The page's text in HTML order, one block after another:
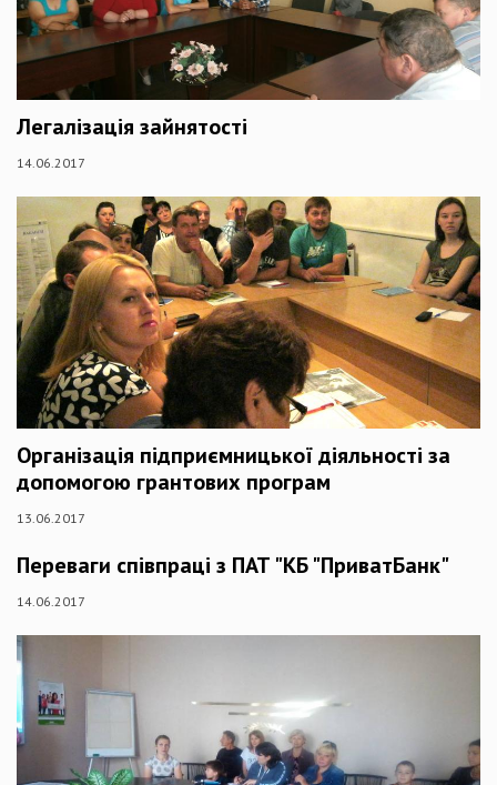
Легалізація зайнятості
14.06.2017
Організація підприємницької діяльності за
допомогою грантових програм
13.06.2017
Переваги співпраці з ПАТ "КБ "ПриватБанк"
14.06.2017